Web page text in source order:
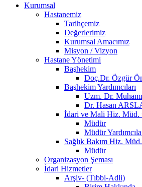
Kurumsal
Hastanemiz
Tarihçemiz
Değerlerimiz
Kurumsal Amacımız
Misyon / Vizyon
Hastane Yönetimi
Başhekim
Doç.Dr. Özgür
Başhekim Yardımcıları
Uzm. Dr.
Dr. Hasan
İdari ve Mali Hiz. Müd.
Müdür
Müdür
Sağlık Bakım Hiz.
Müdür
Organizasyon Şeması
İdari Hizmetler
Arşiv- (Tıbbi-Adli)